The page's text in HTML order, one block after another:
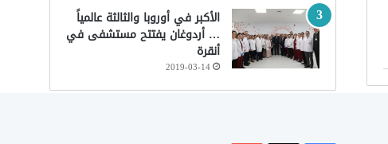
الأكبر في أوروبا والثالثة عالمياً
… أردوغان يفتتح مستشفى في
أنقرة
2019-03-14